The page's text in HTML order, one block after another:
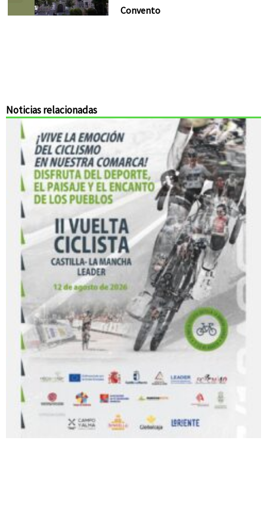
Convento
Noticias relacionadas